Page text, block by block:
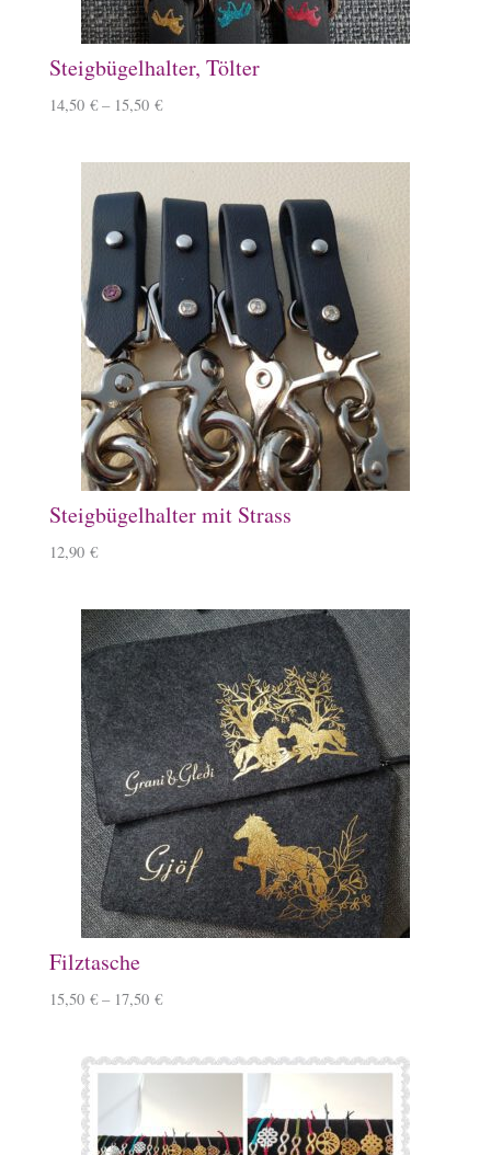
Steigbügelhalter, Tölter
14,50 € – 15,50 €
Steigbügelhalter mit Strass
12,90 €
Filztasche
15,50 € – 17,50 €